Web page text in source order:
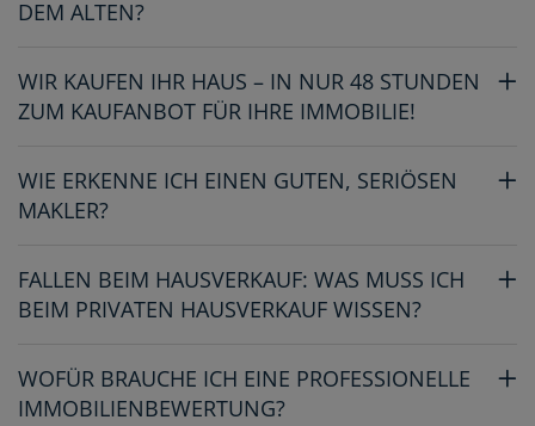
DEM ALTEN?
WIR KAUFEN IHR HAUS – IN NUR 48 STUNDEN
ZUM KAUFANBOT FÜR IHRE IMMOBILIE!
WIE ERKENNE ICH EINEN GUTEN, SERIÖSEN
MAKLER?
FALLEN BEIM HAUSVERKAUF: WAS MUSS ICH
BEIM PRIVATEN HAUSVERKAUF WISSEN?
WOFÜR BRAUCHE ICH EINE PROFESSIONELLE
IMMOBILIENBEWERTUNG?